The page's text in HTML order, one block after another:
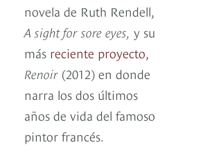
novela de Ruth Rendell,
A sight for sore eyes, y su
más reciente proyecto,
Renoir (2012) en donde
narra los dos últimos
años de vida del famoso
pintor francés.